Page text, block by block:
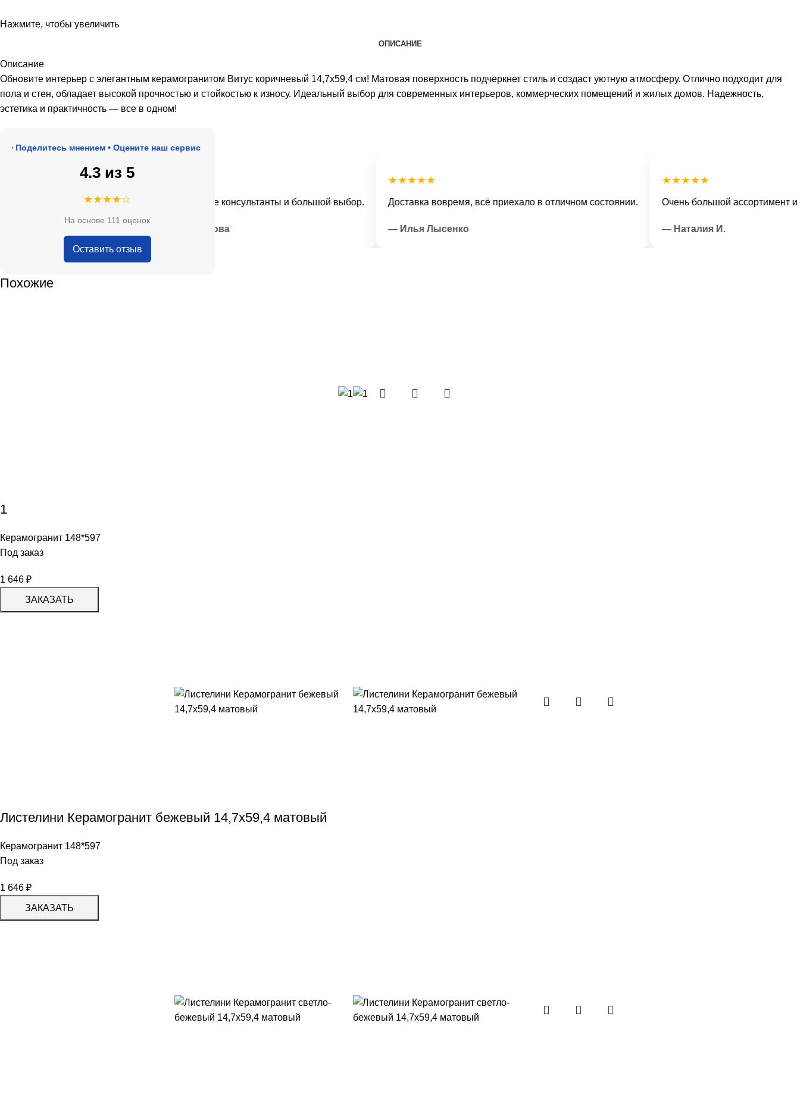
Нажмите, чтобы увеличить
ОПИСАНИЕ
Описание
Обновите интерьер с элегантным керамогранитом Витус коричневый 14,7х59,4 см! Матовая поверхность подчеркнет стиль и создаст уютную атмосферу. Отлично подходит для
пола и стен, обладает высокой прочностью и стойкостью к износу. Идеальный выбор для современных интерьеров, коммерческих помещений и жилых домов. Надежность,
эстетика и практичность — все в одном!
мнением • Оцените наш сервис
4.3 из 5
★★★★☆
На основе 111 оценок
Оставить отзыв
адекватные цены.
★★★★★
Очень приятные консультанты и большой выбор.
★★★★★
Доставка вовремя, всё приехало в отличном состоянии.
— Илья Лысенко
★★★★★
Очень большой ассортимент и
— Наталия И.
Похожие
1
Керамогранит 148*597
Под заказ
1 646 ₽
ЗАКАЗАТЬ
Листелини Керамогранит бежевый 14,7х59,4 матовый
Керамогранит 148*597
Под заказ
1 646 ₽
ЗАКАЗАТЬ